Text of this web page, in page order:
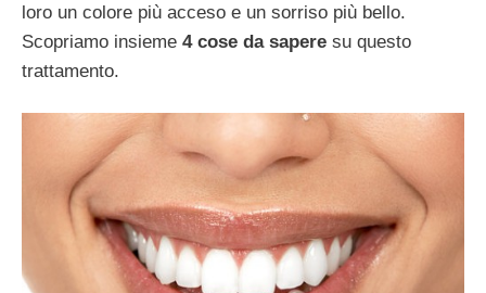
loro un colore più acceso e un sorriso più bello.
Scopriamo insieme 4 cose da sapere su questo
trattamento.